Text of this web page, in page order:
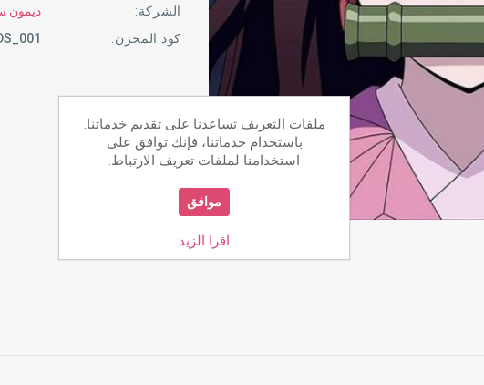
الشركة:
ديمون
كود المخزن:
ملفات التعريف تساعدنا على تقديم خدماتنا.
باستخدام خدماتنا، فإنك توافق على
استخدامنا لملفات تعريف الارتباط.
موافق
اقرا الزيد